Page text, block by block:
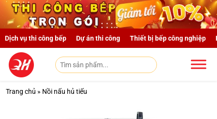
Skip to main content
Dịch vụ thi công bếp Dự án thi công Thiết bị bếp công nghiệp
Trang chủ » Nồi nấu hủ tiếu